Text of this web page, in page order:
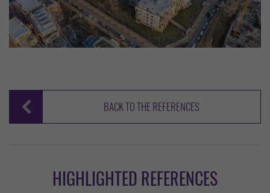
BACK TO THE REFERENCES
HIGHLIGHTED REFERENCES